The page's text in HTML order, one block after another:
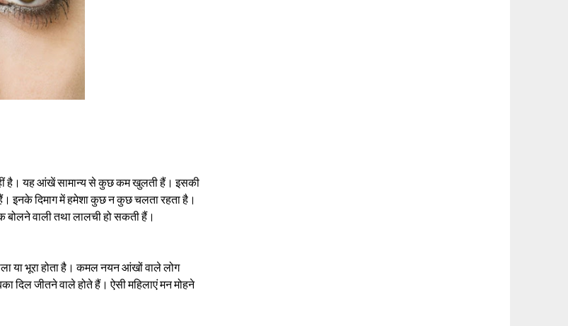
है। यह आंखें सामान्य से कुछ कम खुलती हैं। इसकी
इनके दिमाग में हमेशा कुछ न कुछ चलता रहता है।
वाली तथा लालची हो सकती हैं।
या भूरा होता है। कमल नयन आंखों वाले लोग
दिल जीतने वाले होते हैं। ऐसी महिलाएं मन मोहने